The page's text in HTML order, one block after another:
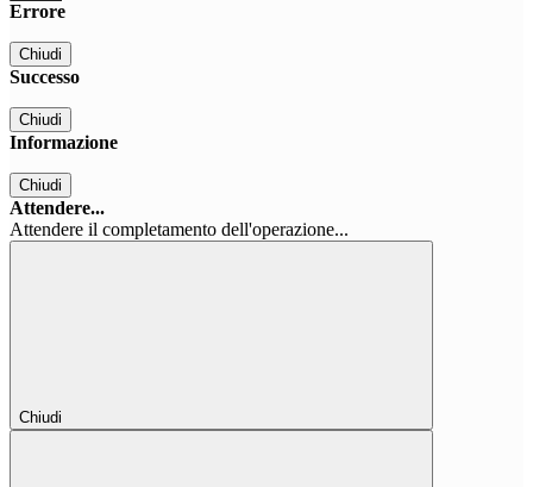
Errore
Chiudi
Successo
Chiudi
Informazione
Chiudi
Attendere...
Attendere il completamento dell'operazione...
Chiudi